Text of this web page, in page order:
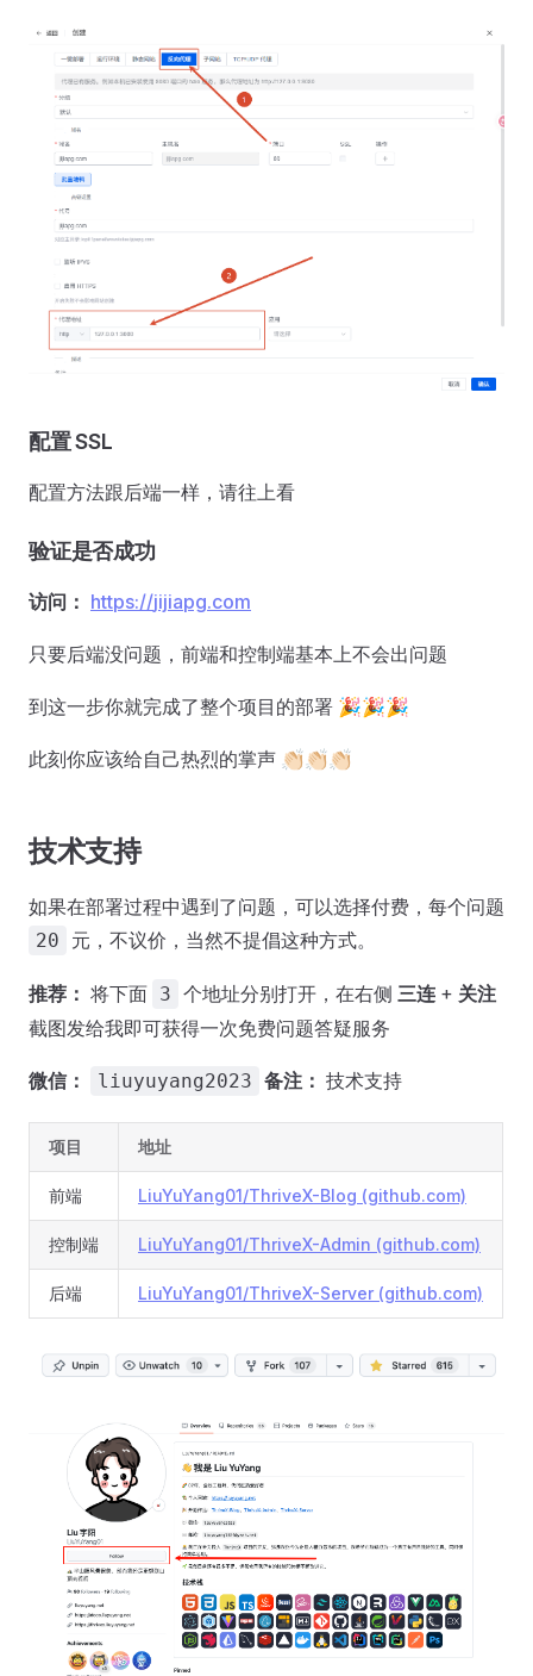
配置 SSL
配置方法跟后端一样，请往上看
验证是否成功
访问： https://jijiapg.com
只要后端没问题，前端和控制端基本上不会出问题
到这一步你就完成了整个项目的部署 🎉🎉🎉
此刻你应该给自己热烈的掌声 👏🏻👏🏻👏🏻
技术支持
如果在部署过程中遇到了问题，可以选择付费，每个问题
20 元，不议价，当然不提倡这种方式。
推荐： 将下面 3 个地址分别打开，在右侧 三连 + 关注
截图发给我即可获得一次免费问题答疑服务
微信： liuyuyang2023 备注： 技术支持
项目 地址
前端 LiuYuYang01/ThriveX-Blog (github.com)
控制端 LiuYuYang01/ThriveX-Admin (github.com)
后端 LiuYuYang01/ThriveX-Server (github.com)